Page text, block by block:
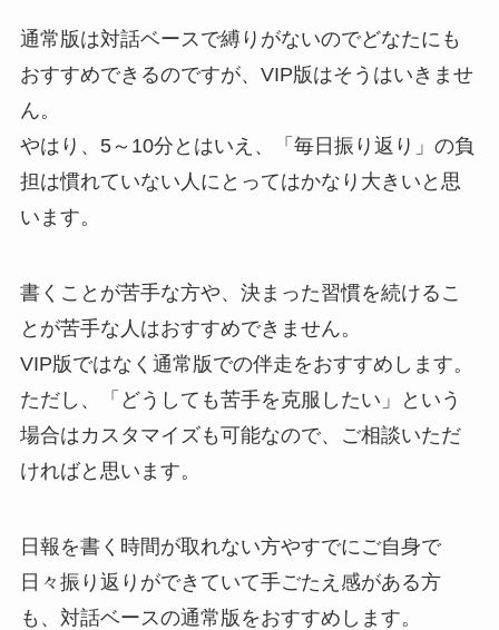
通常版は対話ベースで縛りがないのでどなたにも
おすすめできるのですが、VIP版はそうはいきませ
ん。
やはり、5～10分とはいえ、「毎日振り返り」の負
担は慣れていない人にとってはかなり大きいと思
います。
書くことが苦手な方や、決まった習慣を続けるこ
とが苦手な人はおすすめできません。
VIP版ではなく通常版での伴走をおすすめします。
ただし、「どうしても苦手を克服したい」という
場合はカスタマイズも可能なので、ご相談いただ
ければと思います。
日報を書く時間が取れない方やすでにご自身で
日々振り返りができていて手ごたえ感がある方
も、対話ベースの通常版をおすすめします。